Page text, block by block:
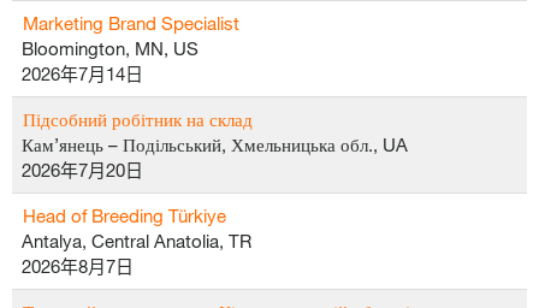
Marketing Brand Specialist
Bloomington, MN, US
2026年7月14日
Підсобний робітник на склад
Кам’янець – Подільський, Хмельницька обл., UA
2026年7月20日
Head of Breeding Türkiye
Antalya, Central Anatolia, TR
2026年8月7日